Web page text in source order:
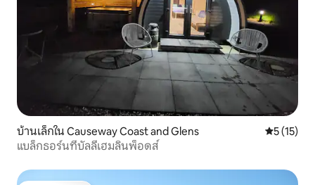
บ้านเล็กใน Causeway Coast and Glens คะแนนเฉลี่
5 (15)
แบล็กธอร์นที่บัลลีเฮมลินพ็อดส์